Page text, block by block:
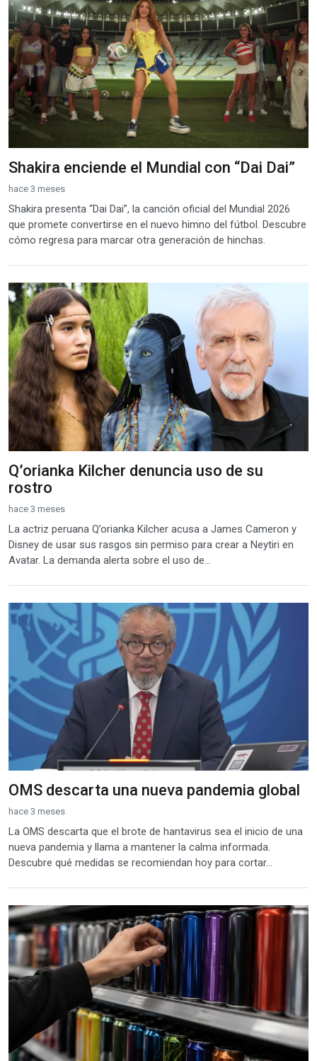
Shakira enciende el Mundial con “Dai Dai”
hace 3 meses
Shakira presenta “Dai Dai”, la canción oficial del Mundial 2026
que promete convertirse en el nuevo himno del fútbol. Descubre
cómo regresa para marcar otra generación de hinchas.
Q’orianka Kilcher denuncia uso de su
rostro
hace 3 meses
La actriz peruana Q’orianka Kilcher acusa a James Cameron y
Disney de usar sus rasgos sin permiso para crear a Neytiri en
Avatar. La demanda alerta sobre el uso de...
OMS descarta una nueva pandemia global
hace 3 meses
La OMS descarta que el brote de hantavirus sea el inicio de una
nueva pandemia y llama a mantener la calma informada.
Descubre qué medidas se recomiendan hoy para cortar...